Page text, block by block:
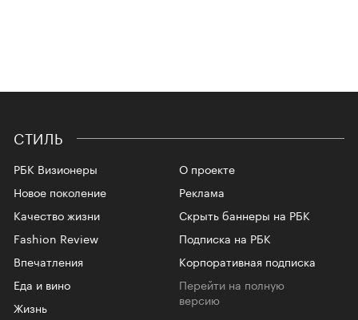
СТИЛЬ
РБК Визионеры
Новое поколение
Качество жизни
Fashion Review
Впечатления
Еда и вино
Жизнь
О проекте
Реклама
Скрыть баннеры на РБК
Подписка на РБК
Корпоративная подписка
Перейти на полную
версию